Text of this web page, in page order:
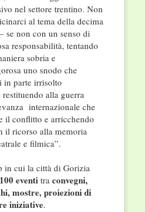
nel settore trentino. Non
al tema della decima
se non con un senso di
responsabilità, tentando
sobria e
uno snodo che
in parte irrisolto
alla guerra
internazionale che
il conflitto e arricchendo
il ricorso alla memoria
e filmica”.
in cui la città di Gorizia
100 eventi tra convegni,
mostre, proiezioni di
iniziative.